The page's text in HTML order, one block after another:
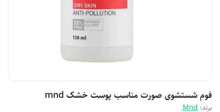
فوم شستشوی صورت مناسب پوست خشک mnd
برند: Mnd